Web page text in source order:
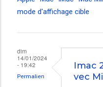
mode d'affichage cible
dim
14/01/2024
- 19:42
Permalien
Imac
vec